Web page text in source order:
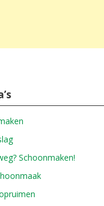
Schoonmaken!